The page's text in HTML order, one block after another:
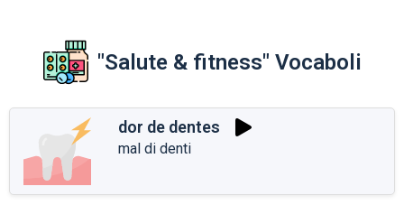
"Salute & fitness" Vocaboli
dor de dentes
mal di denti